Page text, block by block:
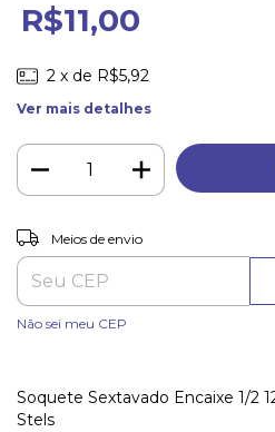
R$11,00
2 x de R$5,92
Ver mais detalhes
Entregas para o CEP:
Meios de envio
Não sei meu CEP
Soquete Sextavado Encaixe 1/2
Stels